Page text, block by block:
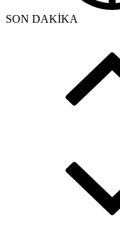
SON DAKİKA